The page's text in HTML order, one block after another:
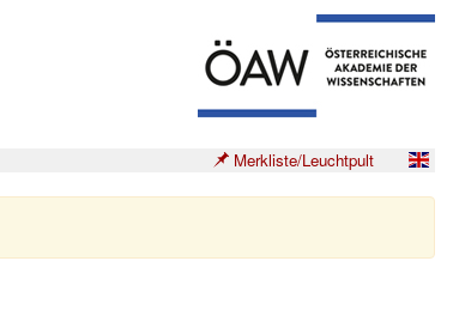
Merkliste/Leuchtpult